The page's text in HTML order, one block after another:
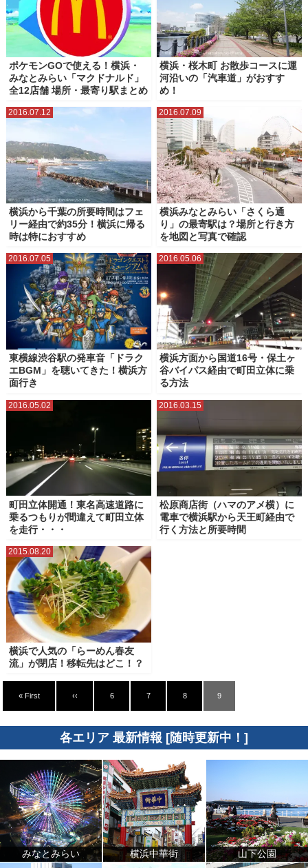
ポケモンGOで使える！横浜・
みなとみらい「マクドナルド」
全12店舗 場所・最寄り駅まとめ
横浜・桜木町 お散歩コースに運
河沿いの「汽車道」がおすす
め！
2016.07.12
横浜から千葉の所要時間はフェ
リー経由で約35分！横浜に帰る
時は特におすすめ
2016.07.09
横浜みなとみらい「さくら通
り」の最寄駅は？場所と行き方
を地図と写真で確認
2016.07.05
東横線渋谷駅の発車音「ドラク
エBGM」を聴いてきた！横浜方
面行き
2016.05.06
横浜方面から国道16号・保土ヶ
谷バイパス経由で町田立体に乗
る方法
2016.05.02
町田立体開通！東名高速道路に
乗るつもりが間違えて町田立体
を走行・・・
2016.03.15
松原商店街（ハマのアメ横）に
電車で横浜駅から天王町経由で
行く方法と所要時間
2015.08.20
横浜で人気の「らーめん春友
流」が閉店！移転先はどこ！？
« First ‹‹ 6 7 8 9
各エリア 最新情報 [随時更新中！]
みなとみらい 横浜中華街 山下公園